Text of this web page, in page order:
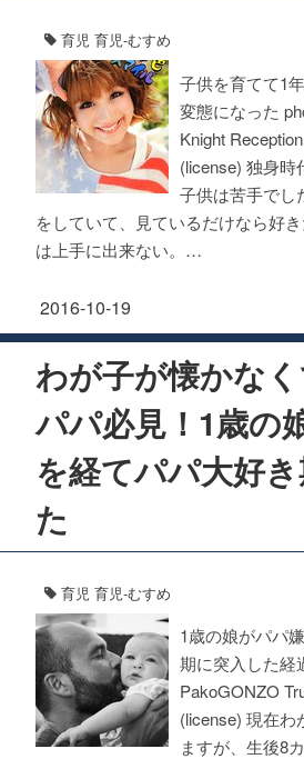
育児 育児-むすめ
子供を育てて1
変態になった
Knight
(license) 独身時
子供は苦手でし
をしていて、見ているだけなら好
は上手に出来ない。…
2016-10-19
わが子が懐かな
パパ必見！1歳の
を経てパパ大好
た
育児 育児-むすめ
1歳の娘がパパ
期に突入した経
PakoGONZO
(license) 現在わ
ますが、生後8